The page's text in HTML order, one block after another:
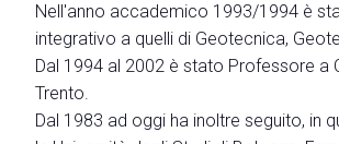
Perchè esporre
Richiedi un preventivo
Promuovi la tua azienda
Nell'anno accademico 1993/1994 è
integrativo a quelli di Geotecnica,
Dal 1994 al 2002 è stato Professore a
Trento.
Dal 1983 ad oggi ha inoltre seguito, in